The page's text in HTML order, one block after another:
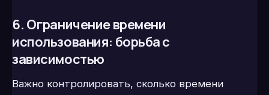
6. Ограничение времени
использования: борьба с
зависимостью
Важно контролировать, сколько времени